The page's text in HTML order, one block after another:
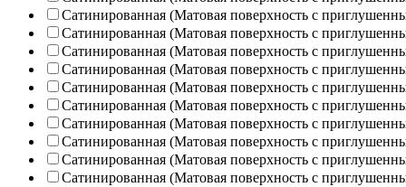
Сатинированная (Матовая поверхность с
Сатинированная (Матовая поверхность с
Сатинированная (Матовая поверхность с
Сатинированная (Матовая поверхность с
Сатинированная (Матовая поверхность с
Сатинированная (Матовая поверхность с
Сатинированная (Матовая поверхность с
Сатинированная (Матовая поверхность с
Сатинированная (Матовая поверхность с
Сатинированная (Матовая поверхность с